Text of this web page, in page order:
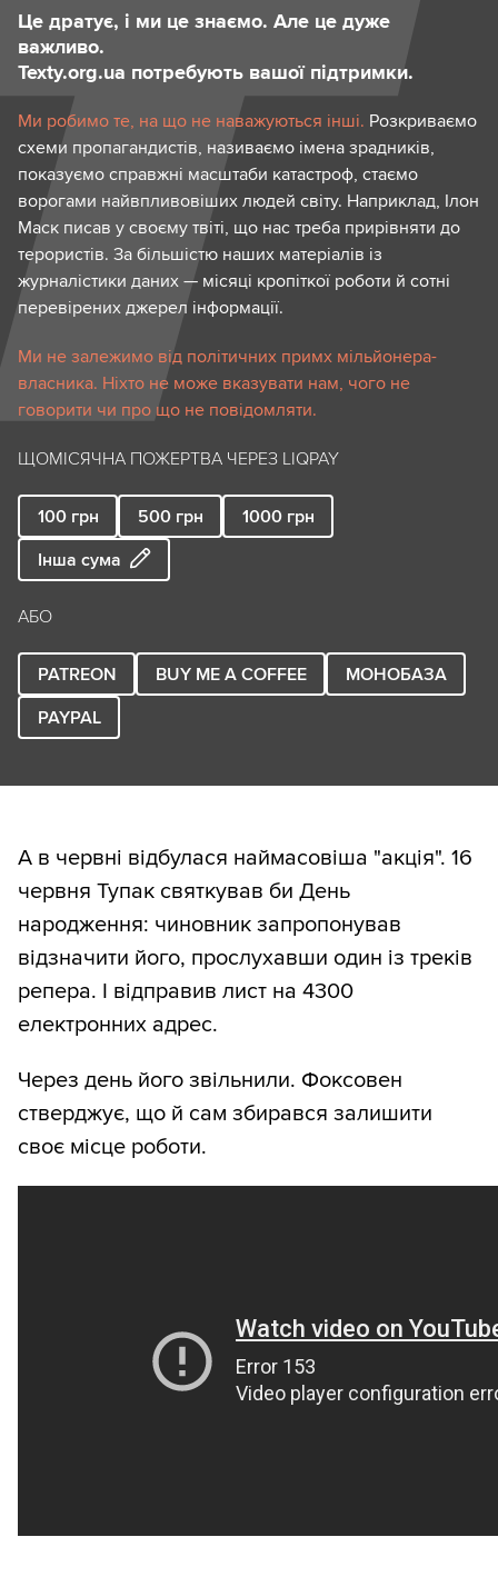
Це дратує, і ми це знаємо. Але це дуже
важливо.
Texty.org.ua потребують вашої підтримки.
Ми робимо те, на що не наважуються інші. Розкриваємо
схеми пропагандистів, називаємо імена зрадників,
показуємо справжні масштаби катастроф, стаємо
ворогами найвпливовіших людей світу. Наприклад, Ілон
Маск писав у своєму твіті, що нас треба прирівняти до
терористів. За більшістю наших матеріалів із
журналістики даних — місяці кропіткої роботи й сотні
перевірених джерел інформації.
Ми не залежимо від політичних примх мільйонера-
власника. Ніхто не може вказувати нам, чого не
говорити чи про що не повідомляти.
ЩОМІСЯЧНА ПОЖЕРТВА ЧЕРЕЗ LIQPAY
100 грн 500 грн 1000 грн
Інша сума
АБО
PATREON BUY ME A COFFEE
МОНОБАЗА
PAYPAL
А в червні відбулася наймасовіша "акція". 16
червня Тупак святкував би День
народження: чиновник запропонував
відзначити його, прослухавши один із треків
репера. І відправив лист на 4300
електронних адрес.
Через день його звільнили. Фоксовен
стверджує, що й сам збирався залишити
своє місце роботи.